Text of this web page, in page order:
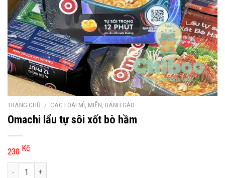
TRANG CHỦ / CÁC LOẠI MÌ, MIẾN, BÁNH GẠO
Omachi lẩu tự sôi xốt bò hầm
230 Kč
Omachi lẩu tự sôi xốt bò hầm số lượng